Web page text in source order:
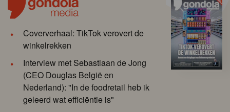
Coververhaal: TikTok verovert de
winkelrekken
Interview met Sebastiaan de Jong
(CEO Douglas België en
Nederland): "In de foodretail heb ik
geleerd wat efficiëntie is"